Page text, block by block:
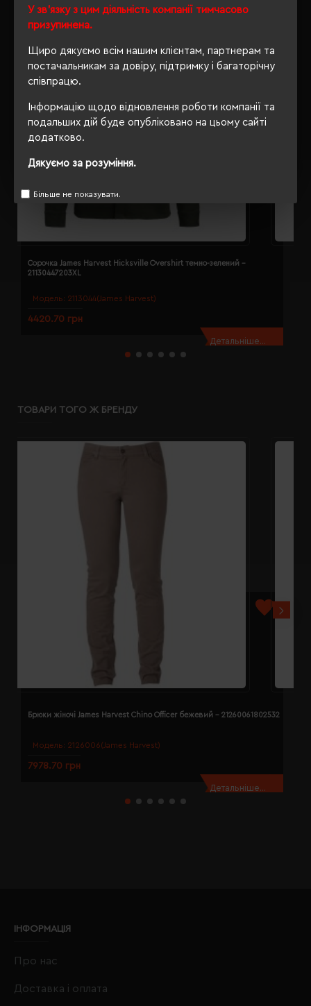
У зв'язку з цим діяльність компанії тимчасово
призупинена.
Щиро дякуємо всім нашим клієнтам, партнерам та
постачальникам за довіру, підтримку і багаторічну
співпрацю.
Інформацію щодо відновлення роботи компанії та
подальших дій буде опубліковано на цьому сайті
додатково.
Дякуємо за розуміння.
Більше не показувати.
Модель: 2113044(James Harvest)
Сорочка James Harvest Hicksville Overshirt темно-зелений -
21130447203XL
4420.70 грн
Детальніше...
ТОВАРИ ТОГО Ж БРЕНДУ
Модель: 2126006(James Harvest)
Брюки жіночі James Harvest Chino Officer бежевий - 21260061802532
7978.70 грн
Детальніше...
ІНФОРМАЦІЯ
Про нас
Доставка і оплата